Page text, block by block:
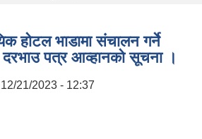
होटल भाडामा संचालन गर्ने
दरभाउ पत्र आव्हानको सूचना ।
21/2023 - 12:37